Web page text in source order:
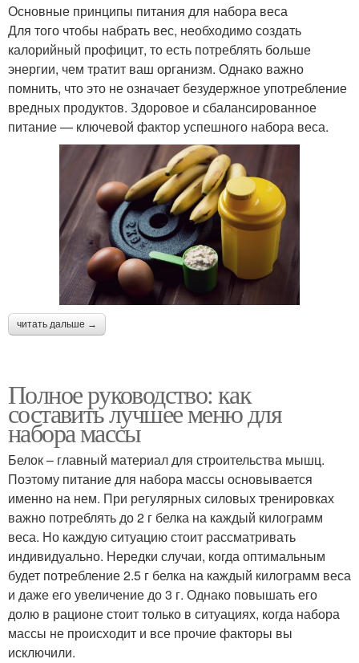
Основные принципы питания для набора веса
Для того чтобы набрать вес, необходимо создать
калорийный профицит, то есть потреблять больше
энергии, чем тратит ваш организм. Однако важно
помнить, что это не означает безудержное употребление
вредных продуктов. Здоровое и сбалансированное
питание — ключевой фактор успешного набора веса.
читать дальше →
Полное руководство: как
составить лучшее меню для
набора массы
Белок – главный материал для строительства мышц.
Поэтому питание для набора массы основывается
именно на нем. При регулярных силовых тренировках
важно потреблять до 2 г белка на каждый килограмм
веса. Но каждую ситуацию стоит рассматривать
индивидуально. Нередки случаи, когда оптимальным
будет потребление 2.5 г белка на каждый килограмм веса
и даже его увеличение до 3 г. Однако повышать его
долю в рационе стоит только в ситуациях, когда набора
массы не происходит и все прочие факторы вы
исключили.